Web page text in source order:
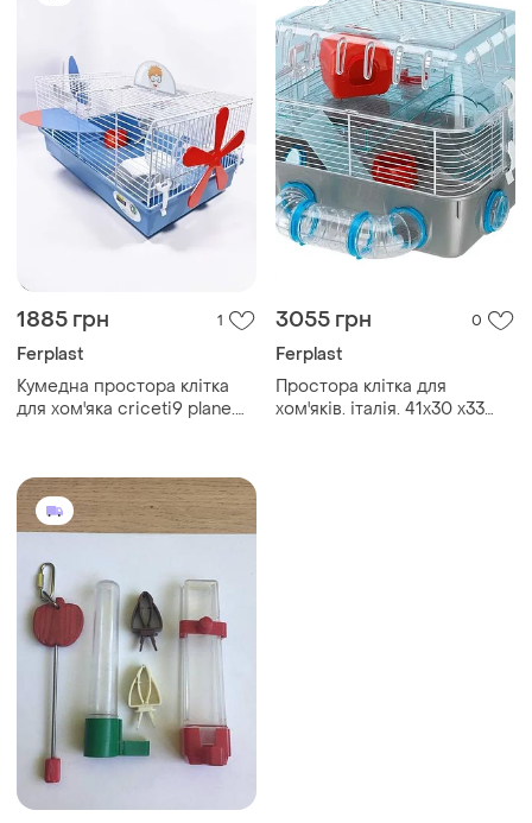
1885 грн 1
Ferplast
Кумедна простора клітка
для хом'яка criceti9 plane.
3055 грн 0
Ferplast
Простора клітка для
хом'яків. італія. 41x30 x33